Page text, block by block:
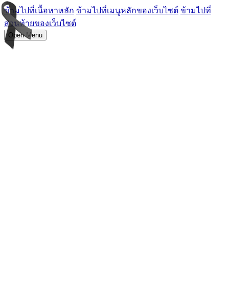
ข้ามไปที่เนื้อหาหลัก ข้ามไปที่เมนูหลักของเว็บไซต์ ข้ามไปที่
ส่วนท้ายของเว็บไซต์
Open Menu